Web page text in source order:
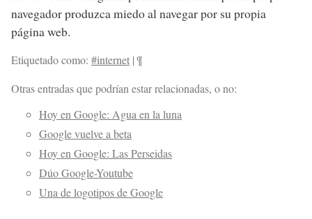
navegador produzca miedo al navegar por su propia
página web.
Etiquetado como: #internet |¶
Otras entradas que podrían estar relacionadas, o no:
Hoy en Google: Agua en la luna
Google vuelve a beta
Hoy en Google: Las Perseidas
Dúo Google-Youtube
Una de logotipos de Google